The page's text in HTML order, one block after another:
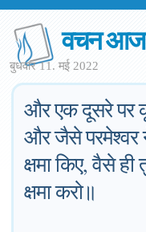
वचन
बुधवार 11. मई 2022
और एक दूसरे पर
और जैसे परमेश्वर
क्षमा किए, वैसे
क्षमा करो॥